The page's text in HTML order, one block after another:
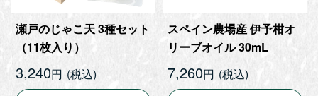
瀬戸のじゃこ天 3種セット
（11枚入り）
3,240円
スペイン農場産 伊予柑オ
リーブオイル 30mL
7,260円